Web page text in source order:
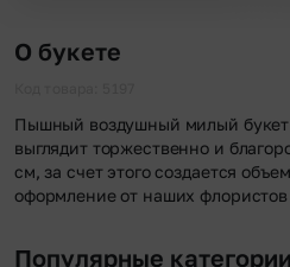
О букете
Пышный воздушный милый букет
выглядит торжественно и
см, за счет этого создается
оформление от наших
Популярные категории